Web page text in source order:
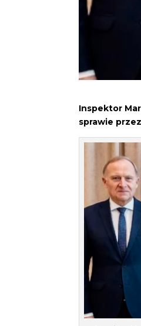
Inspektor
sprawie